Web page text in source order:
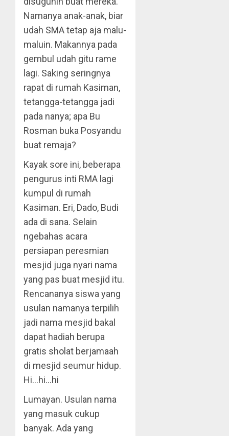
Namanya anak-anak, biar
udah SMA tetap aja malu-
maluin. Makannya pada
gembul udah gitu rame
lagi. Saking seringnya
rapat di rumah Kasiman,
tetangga-tetangga jadi
pada nanya; apa Bu
Rosman buka Posyandu
buat remaja?
Kayak sore ini, beberapa
pengurus inti RMA lagi
kumpul di rumah
Kasiman. Eri, Dado, Budi
ada di sana. Selain
ngebahas acara
persiapan peresmian
mesjid juga nyari nama
yang pas buat mesjid itu.
Rencananya siswa yang
usulan namanya terpilih
jadi nama mesjid bakal
dapat hadiah berupa
gratis sholat berjamaah
di mesjid seumur hidup.
Hi…hi…hi
Lumayan. Usulan nama
yang masuk cukup
banyak. Ada yang